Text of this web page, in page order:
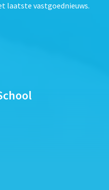
laatste vastgoednieuws.